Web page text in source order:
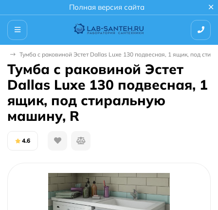
Полная версия сайта
Тумба с раковиной Эстет Dallas Luxe 130 подвесная, 1 ящик, под
Тумба с раковиной Эстет
Dallas Luxe 130 подвесная, 1
ящик, под стиральную
машину, R
4.6